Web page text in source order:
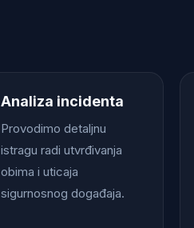
Analiza incidenta
Provodimo detaljnu
istragu radi utvrđivanja
obima i uticaja
sigurnosnog događaja.